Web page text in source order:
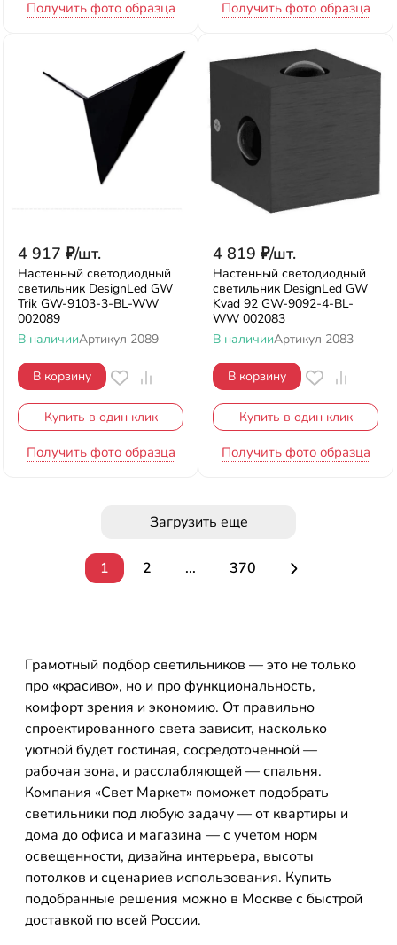
Получить фото образца Получить фото образца
4 917 ₽/шт.
Настенный светодиодный
светильник DesignLed GW
Trik GW-9103-3-BL-WW
002089
В наличииАртикул 2089
В корзину
Купить в один клик
Получить фото образца
4 819 ₽/шт.
Настенный светодиодный
светильник DesignLed GW
Kvad 92 GW-9092-4-BL-
WW 002083
В наличииАртикул 2083
В корзину
Купить в один клик
Получить фото образца
Загрузить еще
1 2 ... 370
Грамотный подбор светильников — это не только
про «красиво», но и про функциональность,
комфорт зрения и экономию. От правильно
спроектированного света зависит, насколько
уютной будет гостиная, сосредоточенной —
рабочая зона, и расслабляющей — спальня.
Компания «Свет Маркет» поможет подобрать
светильники под любую задачу — от квартиры и
дома до офиса и магазина — с учетом норм
освещенности, дизайна интерьера, высоты
потолков и сценариев использования. Купить
подобранные решения можно в Москве с быстрой
доставкой по всей России.